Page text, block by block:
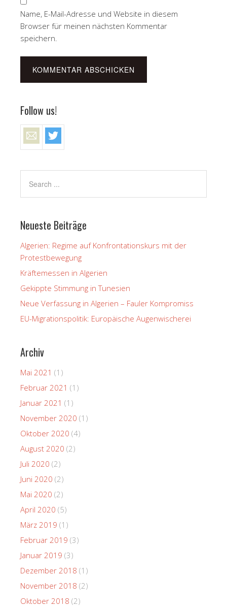
Name, E-Mail-Adresse und Website in diesem
Browser für meinen nächsten Kommentar
speichern.
Follow us!
Neueste Beiträge
Algerien: Regime auf Konfrontationskurs mit der
Protestbewegung
Kräftemessen in Algerien
Gekippte Stimmung in Tunesien
Neue Verfassung in Algerien – Fauler Kompromiss
EU-Migrationspolitik: Europäische Augenwischerei
Archiv
Mai 2021 (1)
Februar 2021 (1)
Januar 2021 (1)
November 2020 (1)
Oktober 2020 (4)
August 2020 (2)
Juli 2020 (2)
Juni 2020 (2)
Mai 2020 (2)
April 2020 (5)
März 2019 (1)
Februar 2019 (3)
Januar 2019 (3)
Dezember 2018 (1)
November 2018 (2)
Oktober 2018 (2)